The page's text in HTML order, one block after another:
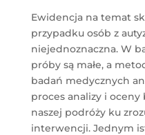
Ewidencja na temat
przypadku osób z
niejednoznaczna. W
próby są małe, a
badań medycznych
proces analizy i oceny
naszej podróży ku
interwencji. Jednym